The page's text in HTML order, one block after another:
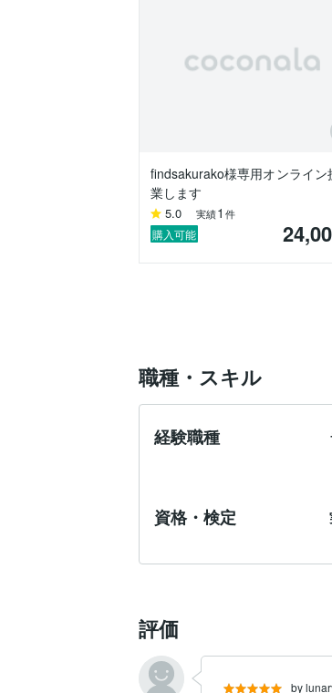
数学 8点 → 86点（1学期中
社会 80点（学年平均35点
【高校生】
現代文 偏差値 52 → 64
英語 授業4回（1か月）で英
・文章構造の読み取り
・設問の意図分析
古文・漢文も同様に、
丸暗記ではなく仕組みから
■指導スタイル
授業は雑談も交えながらリ
ただし内容はかなり論理重視
「感覚」ではなく、理由を
findsakurako様専用オンライン
業します
5.0 実績1 件
購入可能
職種・スキル
経験職種
資格・検定
評価
by